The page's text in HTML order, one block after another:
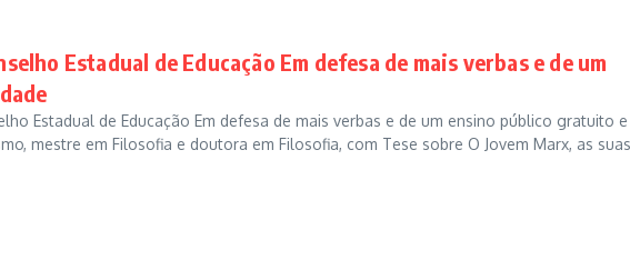
Estadual de Educação Em defesa de mais verbas e de um
Estadual de Educação Em defesa de mais verbas e de um ensino público gratuito e
mestre em Filosofia e doutora em Filosofia, com Tese sobre O Jovem Marx, as suas